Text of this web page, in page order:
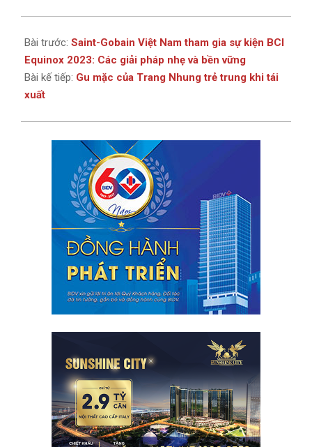
Bài trước: Saint-Gobain Việt Nam tham gia sự kiện BCI
Equinox 2023: Các giải pháp nhẹ và bền vững
Bài kế tiếp: Gu mặc của Trang Nhung trẻ trung khi tái
xuất